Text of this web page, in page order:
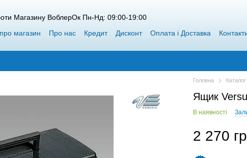
Магазину ВоблерОк Пн-Нд: 09:00-19:00
про магазин
Про нас Кредит Дисконт Оплата і Доставка
Головна Каталог
Ящик
В наявності
2 270